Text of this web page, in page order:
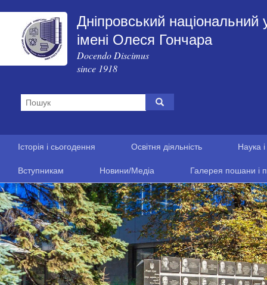
Дніпровський національний
імені Олеся Гончара
Docendo Discimus
since 1918
Історія і сьогодення Освітня діяльність Наука
Вступникам Новини/Медіа Галерея пошани і